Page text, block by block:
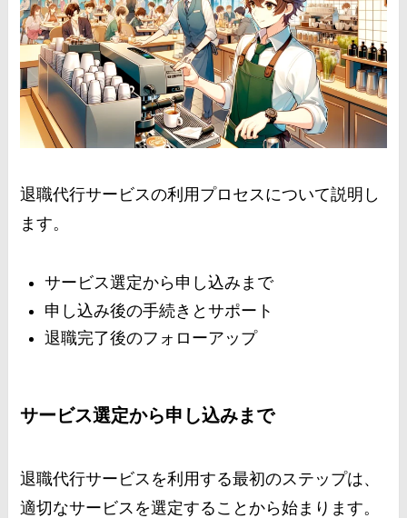
退職代行サービスの利用プロセスについて説明し
ます。
サービス選定から申し込みまで
申し込み後の手続きとサポート
退職完了後のフォローアップ
サービス選定から申し込みまで
退職代行サービスを利用する最初のステップは、
適切なサービスを選定することから始まります。